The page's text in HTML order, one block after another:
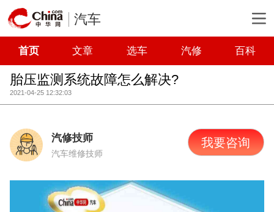
汽车
首页 文章 选车 汽修 百科
胎压监测系统故障怎么解决?
2021-04-25 12:32:03
汽修技师
汽车维修技师
我要咨询